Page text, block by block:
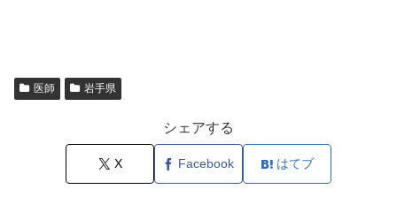
医師 岩手県
シェアする
X Facebook はてブ